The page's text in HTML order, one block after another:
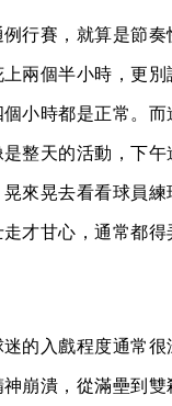
行賽，就算是節奏
兩個半小時，更別
小時都是正常。而
整天的活動，下
來晃去看看球員練
才甘心，通常都
的入戲程度通常很
崩潰，從滿壘到雙